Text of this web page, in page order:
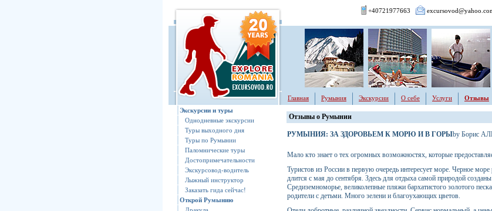
+40721977663
Главная Румыния Экскурсии О себе Услуги Отзывы
Экскурсии и туры
Однодневные экскурсии
Туры выходного дня
Туры по Румынии
Паломнические туры
Достопримечательности
Экскурсовод-водитель
Лыжный инструктор
Заказать гида сейчас!
Открoй Румынию
Отзывы о Румынии
РУМЫНИЯ: ЗА ЗДОРОВЬЕМ К МОРЮ И В ГОРЫby Борис
Мало кто знает о тех огромных возможностях, которые
Туристов из России в первую очередь интересует море. Черное
длится с мая до сентября. Здесь для отдыха самой природой
Средиземноморье, великолепные пляжи бархатистого золотого
родители с детьми. Много зелени и благоухающих цветов.